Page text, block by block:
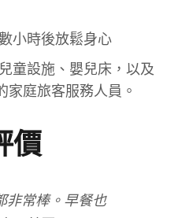
小時後放鬆身心
童設施、嬰兒床，以及
庭旅客服務人員。
價
非常棒。早餐也